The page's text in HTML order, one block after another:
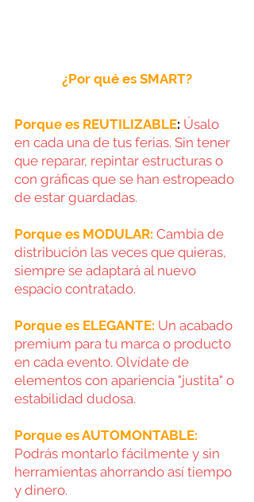
¿Por qué es SMART?
Porque es REUTILIZABLE: Úsalo
en cada una de tus ferias. Sin tener
que reparar, repintar estructuras o
con gráficas que se han estropeado
de estar guardadas.
Porque es MODULAR: Cambia de
distribución las veces que quieras,
siempre se adaptará al nuevo
espacio contratado.
Porque es ELEGANTE: Un acabado
premium para tu marca o producto
en cada evento. Olvídate de
elementos con apariencia "justita" o
estabilidad dudosa.
Porque es AUTOMONTABLE:
Podrás montarlo fácilmente y sin
herramientas ahorrando así tiempo
y dinero.